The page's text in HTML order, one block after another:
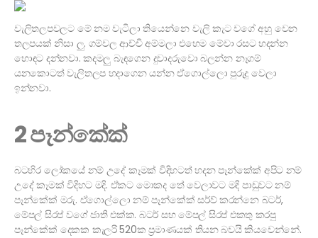
වැලිතලපවලට මේ නම වැටිලා තියෙන්නෙ වැලි කැට වගේ අහු වෙන
තලපයක් නිසා ලු. ගම්වල ආච්චි අම්මලා එහෙම මේවා රසට හදන්න
හොඳට දන්නවා. කදමලු බැඳගෙන දුවාදරුවො බලන්න නෑගම්
යනකොටත් වැලිතලප හදාගෙන යන්න ඒගොල්ලො පුරුදු වෙලා
ඉන්නවා.
2 පෑන්කේක්
බටහිර ලෝකයේ නම් උදේ කෑමක් විදිහටත් හදන පෑන්කේක් අපිට නම්
උදේ කෑමක් විදිහට මදි. ඒකට මොකද තේ වෙලාවට මදි පාඩුවට නම්
පෑන්කේක් මරු. ඒගොල්ලො නම් පෑන්කේක් සර්ව් කරන්නෙ බටර්,
මේපල් සිරප් වගේ ජාති එක්ක. බටර් සහ මේපල් සිරප් එකතු කරපු
පෑන්කේක් දෙකක කැලරි 520ක ප්‍රමාණයක් තියන බවයි කියවෙන්නේ.